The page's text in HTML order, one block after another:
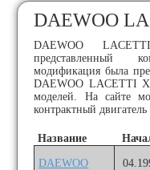
DAEWOO
DAEWOO
представленный
модификация была
DAEWOO LACETTI
моделей. На сайте
контрактный
Название
DAEWOO